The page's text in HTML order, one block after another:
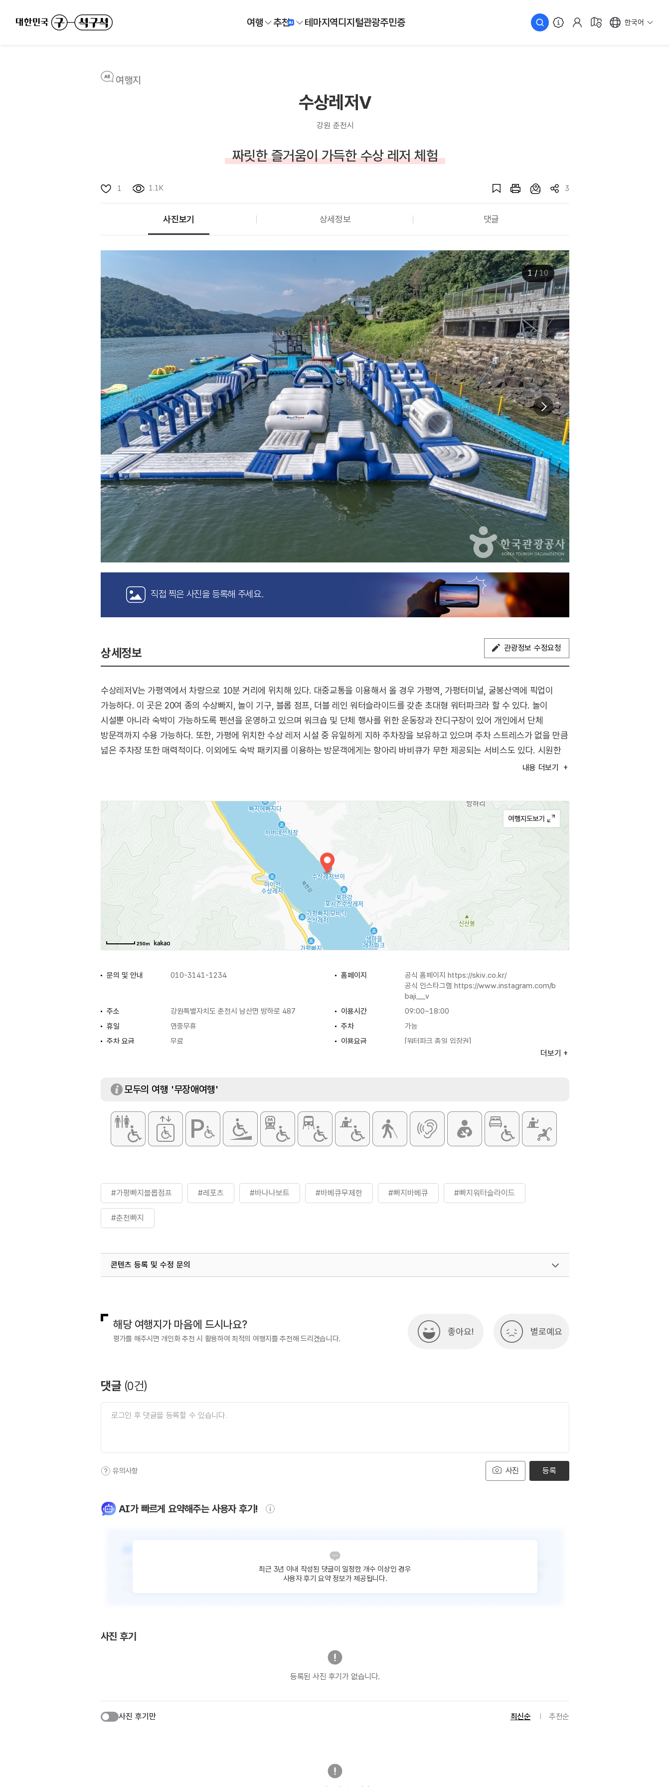
여행 추천 테마지역디지털관광주민증 한국어
여행지
수상레저V
강원 춘천시
짜릿한 즐거움이 가득한 수상 레저 체험
1 1.1K 3
사진보기 상세정보 댓글
1/10
직접 찍은 사진을 등록해 주세요.
상세정보 관광정보 수정요청
수상레저V는 가평역에서 차량으로 10분 거리에 위치해 있다. 대중교통을 이용해서 올 경우 가평역, 가평터미널, 굴봉산역에 픽업이
가능하다. 이 곳은 20여 종의 수상빠지, 놀이 기구, 블롭 점프, 더블 레인 워터슬라이드를 갖춘 초대형 워터파크라 할 수 있다. 놀이
시설뿐 아니라 숙박이 가능하도록 펜션을 운영하고 있으며 워크숍 및 단체 행사를 위한 운동장과 잔디구장이 있어 개인에서 단체
방문객까지 수용 가능하다. 또한, 가평에 위치한 수상 레저 시설 중 유일하게 지하 주차장을 보유하고 있으며 주차 스트레스가 없을 만큼
넓은 주차장 또한 매력적이다. 이외에도 숙박 패키지를 이용하는 방문객에게는 항아리 바비큐가 무한 제공되는 서비스도 있다. 시원한
내용 더보기
250m
문의 및 안내 010-3141-1234 홈페이지 공식 홈페이지 https://skiv.co.kr/
공식 인스타그램 https://www.instagram.com/b
baji__v
주소
강원특별자치도 춘천시 남산면 방하로 487 이용시간
09:00~18:00
휴일
연중무휴 주차
가능
주차 요금
무료 이용요금
[워터파크 종일 입장권]
- 3종 10,000원
- 5종 15,000원
- 종일 놀이기구 무제한 30,000원
※ 자세한 사항은 홈페이지 참조 및 전화 문의 요망
더보기
모두의 여행 '무장애여행'
#가평빠지블롭점프 #레포츠 #바나나보트 #바베큐무제한 #빠지바베큐 #빠지워터슬라이드
#춘천빠지
콘텐츠 등록 및 수정 문의
해당 여행지가 마음에 드시나요?
평가를 해주시면 개인화 추천 시 활용하여 최적의 여행지를 추천해 드리겠습니다.
좋아요! 별로예요
댓글 (0건)
사진
유의사항 등록
AI가 빠르게 요약해주는 사용자 후기!
최근 3년 이내 작성된 댓글이 일정한 개수 이상인 경우
사용자 후기 요약 정보가 제공됩니다.
사진 후기
등록된 사진 후기가 없습니다.
사진 후기만 최신순 추천순